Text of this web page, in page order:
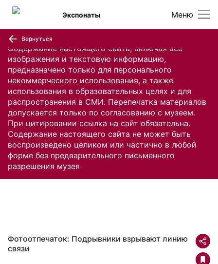
Содержание настоящего сайта, включая все
изображения и текстовую информацию,
предназначено только для персонального
некоммерческого использования, а также
использования в образовательных целях и для
распространения в СМИ. Перепечатка материалов
допускается только по согласованию с музеем.
При цитировании ссылка на сайт обязательна.
Содержание настоящего сайта не может быть
воспроизведено целиком или частично в любой
форме без предварительного письменного
разрешения музея
Меню
Экспонаты
Вернуться
Фотоотпечаток: Подрывники взрывают линию
связи